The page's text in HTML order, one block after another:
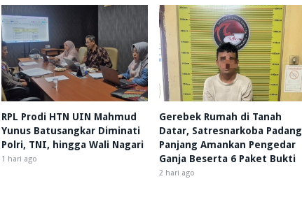
RPL Prodi HTN UIN Mahmud
Yunus Batusangkar Diminati
Polri, TNI, hingga Wali Nagari
1 hari ago
Gerebek Rumah di Tanah
Datar, Satresnarkoba Padang
Panjang Amankan Pengedar
Ganja Beserta 6 Paket Bukti
2 hari ago